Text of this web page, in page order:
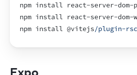
npm install react-server-dom-
npm install react-server-dom-
npm install @vitejs/plugin-
Expo